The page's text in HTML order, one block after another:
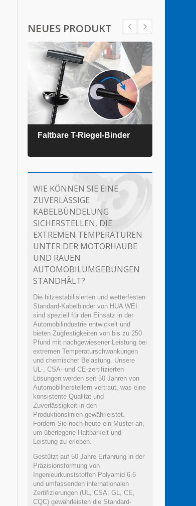
NEUES PRODUKT
Faltbare T-Riegel-Binder
WIE KÖNNEN SIE EINE
ZUVERLÄSSIGE
KABELBÜNDELUNG
SICHERSTELLEN, DIE
EXTREMEN TEMPERATUREN
UNTER DER MOTORHAUBE
UND RAUEN
AUTOMOBILUMGEBUNGEN
STANDHÄLT?
Die hitzestabilisierten und wetterfesten
Standard-Kabelbinder von HUA WEI
sind speziell für den Einsatz in der
Automobilindustrie entwickelt und
bieten Zugfestigkeiten von bis zu 250
Pfund mit nachgewiesener Leistung bei
extremen Temperaturschwankungen
und chemischer Belastung. Unsere
UL-, CSA- und CE-zertifizierten
Lösungen werden seit 50 Jahren von
Automobilherstellern vertraut, was eine
konsistente Qualität und
Zuverlässigkeit in den
Produktionslinien gewährleistet.
Fordern Sie noch heute ein Muster an,
um überlegene Haltbarkeit und
Leistung zu erleben.
Gestützt auf 50 Jahre Erfahrung in der
Präzisionsformung von
Ingenieurkunststoffen Polyamid 6.6
und umfassenden internationalen
Zertifizierungen (UL, CSA, GL, CE,
CQC) gewährleisten die Standard-